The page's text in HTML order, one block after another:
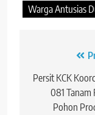
Warga Antusias
Navigasi
pos
Persit KCK
081 Tanam
Pohon